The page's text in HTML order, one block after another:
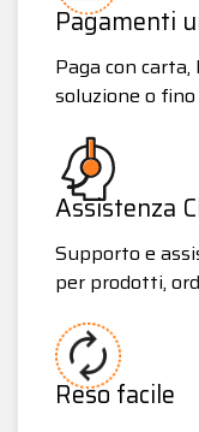
Pagamenti
Paga con
soluzione o
Assistenza
Supporto e
per prodotti,
Reso facile